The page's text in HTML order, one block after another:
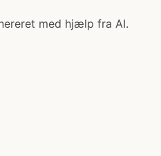
med hjælp fra AI.